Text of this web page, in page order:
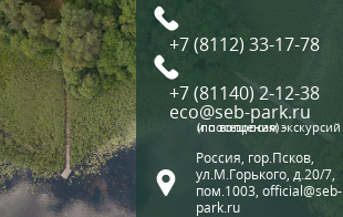
+7 (8112) 33-17-78
+7 (81140) 2-12-38
eco@seb-park.ru
(по вопросам экскурсий и посещения)
Россия, гор.Псков,
ул.М.Горького, д.20/7,
пом.1003, official@seb-
park.ru